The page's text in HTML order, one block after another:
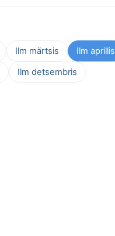
Ilm märtsis Ilm aprillis
Ilm detsembris